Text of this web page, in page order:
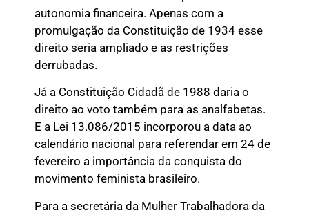
autonomia financeira. Apenas com a
promulgação da Constituição de 1934 esse
direito seria ampliado e as restrições
derrubadas.
Já a Constituição Cidadã de 1988 daria o
direito ao voto também para as analfabetas.
E a Lei 13.086/2015 incorporou a data ao
calendário nacional para referendar em 24 de
fevereiro a importância da conquista do
movimento feminista brasileiro.
Para a secretária da Mulher Trabalhadora da